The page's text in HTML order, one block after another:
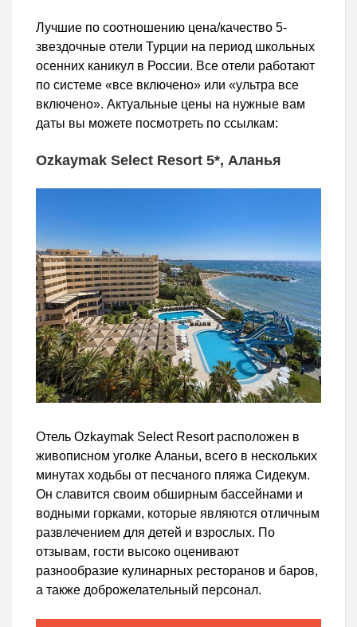
Лучшие по соотношению цена/качество 5-
звездочные отели Турции на период школьных
осенних каникул в России. Все отели работают
по системе «все включено» или «ультра все
включено». Актуальные цены на нужные вам
даты вы можете посмотреть по ссылкам:
Ozkaymak Select Resort 5*, Аланья
Отель Ozkaymak Select Resort расположен в
живописном уголке Аланьи, всего в нескольких
минутах ходьбы от песчаного пляжа Сидекум.
Он славится своим обширным бассейнами и
водными горками, которые являются отличным
развлечением для детей и взрослых. По
отзывам, гости высоко оценивают
разнообразие кулинарных ресторанов и баров,
а также доброжелательный персонал.